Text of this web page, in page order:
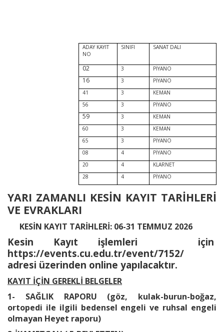
ADAY KAYIT
NO
SINIFI SANAT DALI
02 3 PİYANO
16 3
PİYANO
41
3
KEMAN
56
3 PİYANO
59 3
KEMAN
60
3
KEMAN
65
3
PİYANO
08
4
PİYANO
20
4
KLARNET
28
4 PİYANO
YARI ZAMANLI KESİN KAYIT TARİHLERİ
VE EVRAKLARI
KESİN KAYIT TARİHLERİ: 06-31 TEMMUZ 2026
Kesin Kayıt işlemleri
için
https://events.cu.edu.tr/event/7152/
adresi üzerinden online yapılacaktır.
KAYIT İÇİN GEREKLİ BELGELER
1- SAĞLIK RAPORU (göz, kulak-burun-boğaz,
ortopedi ile ilgili bedensel engeli ve ruhsal engeli
olmayan Heyet raporu)